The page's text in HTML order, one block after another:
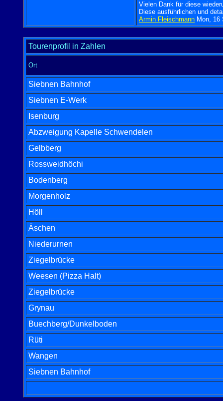
Vielen Dank für diese
Diese ausführlichen und
Armin Fleischmann Mon, 16
Tourenprofil in Zahlen
Ort
Siebnen Bahnhof
Siebnen E-Werk
Isenburg
Abzweigung Kapelle Schwendelen
Gelbberg
Rossweidhöchi
Bodenberg
Morgenholz
Höll
Äschen
Niederurnen
Ziegelbrücke
Weesen (Pizza Halt)
Ziegelbrücke
Grynau
Buechberg/Dunkelboden
Rüti
Wangen
Siebnen Bahnhof